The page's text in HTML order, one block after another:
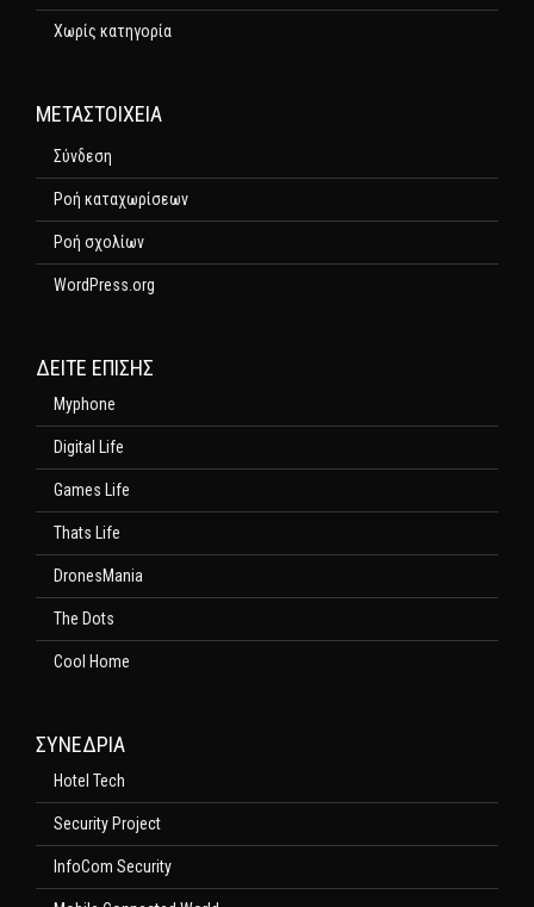
Χωρίς κατηγορία
ΜΕΤΑΣΤΟΙΧΕΊΑ
Σύνδεση
Ροή καταχωρίσεων
Ροή σχολίων
WordPress.org
ΔΕΊΤΕ ΕΠΊΣΗΣ
Myphone
Digital Life
Games Life
Thats Life
DronesMania
The Dots
Cool Home
ΣΥΝΕΔΡΙΑ
Hotel Tech
Security Project
InfoCom Security